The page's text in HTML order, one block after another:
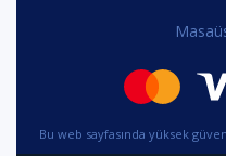
Bu web sayfasında yüksek